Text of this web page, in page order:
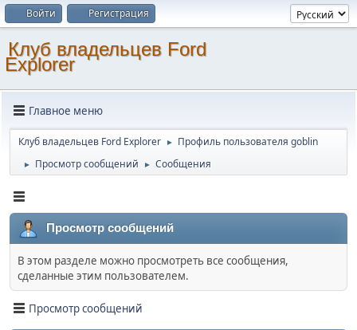
Войти Регистрация
Клуб владельцев Ford
Explorer
Главное меню
Клуб владельцев Ford Explorer ► Профиль пользователя goblin
► Просмотр сообщений ► Сообщения
Просмотр сообщений
В этом разделе можно просмотреть все сообщения,
сделанные этим пользователем.
Просмотр сообщений